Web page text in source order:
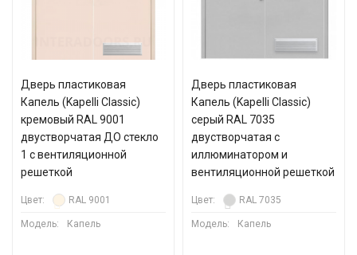
Дверь пластиковая
Капель (Kapelli Classic)
кремовый RAL 9001
двустворчатая ДО стекло
1 с вентиляционной
решеткой
Цвет: RAL 9001
Модель: Капель
Дверь пластиковая
Капель (Kapelli Classic)
серый RAL 7035
двустворчатая с
иллюминатором и
вентиляционной решеткой
Цвет: RAL 7035
Модель: Капель